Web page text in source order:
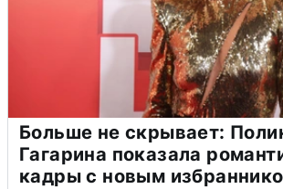
Больше не скрывает:
Гагарина показала
кадры с новым